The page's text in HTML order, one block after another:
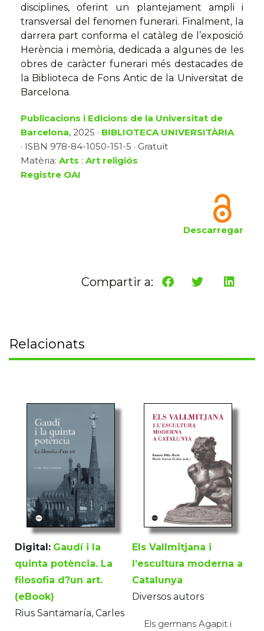
disciplines, oferint un plantejament ampli i
transversal del fenomen funerari. Finalment, la
darrera part conforma el catàleg de l’exposició
Herència i memòria, dedicada a algunes de les
obres de caràcter funerari més destacades de
la Biblioteca de Fons Antic de la Universitat de
Barcelona.
Publicacions i Edicions de la Universitat de
Barcelona, 2025 · BIBLIOTECA UNIVERSITÀRIA
· ISBN 978-84-1050-151-5 · Gratuït
Matèria: Arts : Art religiós
Registre OAI
Descarregar
Compartir a:
Relacionats
Digital: Gaudí i la
quinta potència. La
filosofia d?un art.
(eBook)
Rius Santamaría, Carles
Els Vallmitjana i
l’escultura moderna a
Catalunya
Diversos autors
Els germans Agapit i